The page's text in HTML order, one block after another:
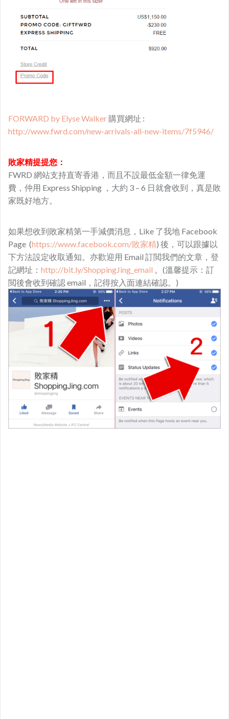
FORWARD by Elyse Walker 購買網址 :
http://www.fwrd.com/new-arrivals-all-new-items/7f5946/
敗家精提提您：
FWRD 網站支持直寄香港，而且不設最低金額一律免運
費，仲用 Express Shipping ，大約 3 – 6 日就會收到，真是敗
家既好地方。
如果想收到敗家精第一手減價消息，Like 了我地 Facebook
Page (https://www.facebook.com/敗家精) 後，可以跟據以
下方法設定收取通知。亦歡迎用 Email 訂閲我們的文章，登
記網址： http://bit.ly/ShoppingJing_email 。(溫馨提示：訂
閲後會收到確認 email，記得按入面連結確認。)